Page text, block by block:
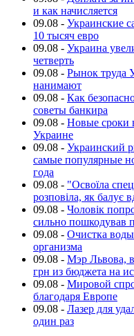
и как начисляется
09.08 - Украинские
10 тысяч евро
09.08 - Украина
четверть
09.08 - Рынок труда
нанимают
09.08 - Как
советы банкира
09.08 - Новые сроки
Украине
09.08 - Украинский
самые популярные
года
09.08 - "Освоїла
розповіла, як балує
09.08 - Чоловік
сильно пошкодував
09.08 - Очистка
организма
09.08 - Мэр Львова,
грн из бюджета на
09.08 - Мировой
благодаря Европе
09.08 - Лазер для
один раз